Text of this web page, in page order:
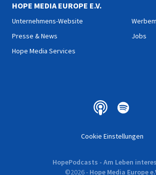
HOPE MEDIA EUROPE E.V.
Unternehmens-Website
Presse & News
Hope Media Services
Jobs
Cookie Einstellungen
HopePodcasts - Am Leben
©2026- Hope Media Europe